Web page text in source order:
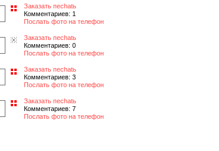
Заказать пеchatь
Комментариев: 1
Послать фото на телефон
Заказать пеchatь
Комментариев: 0
Послать фото на телефон
Заказать пеchatь
Комментариев: 3
Послать фото на телефон
Заказать пеchatь
Комментариев: 7
Послать фото на телефон